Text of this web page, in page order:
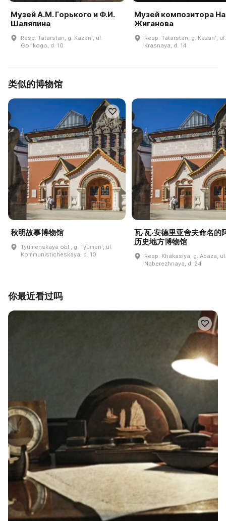
Музей А.М. Горького и Ф.И.
Шаляпина
Resp. Tatarstan, g. Kazanʹ, ul.
Gorʹkogo, d. 10
Музей композитора
Жиганова
Resp. Tatarstan, g. Kazanʹ,
Krasnaya, d. 14
类似的博物馆
秋明故事博物馆
Tyumenskaya obl., g. Tyumenʹ, ul.
Kommunisticheskaya, d. 10
瓦·瓦·安德里亚舍夫命名的
历史地方博物馆
Resp. Khakasiya, g. Abaza, ul.
Naberezhnaya, d. 24
你最近看过吗